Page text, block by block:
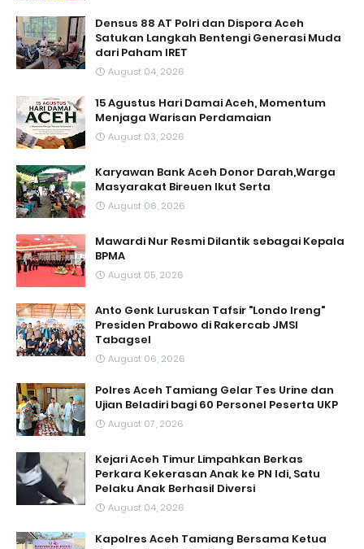
Densus 88 AT Polri dan Dispora Aceh
Satukan Langkah Bentengi Generasi Muda
dari Paham IRET
August 04, 2026
15 Agustus Hari Damai Aceh, Momentum
Menjaga Warisan Perdamaian
August 03, 2026
Karyawan Bank Aceh Donor Darah,Warga
Masyarakat Bireuen Ikut Serta
August 06, 2026
Mawardi Nur Resmi Dilantik sebagai Kepala
BPMA
August 05, 2026
Anto Genk Luruskan Tafsir "Londo Ireng"
Presiden Prabowo di Rakercab JMSI
Tabagsel
August 06, 2026
Polres Aceh Tamiang Gelar Tes Urine dan
Ujian Beladiri bagi 60 Personel Peserta UKP
August 07, 2026
Kejari Aceh Timur Limpahkan Berkas
Perkara Kekerasan Anak ke PN Idi, Satu
Pelaku Anak Berhasil Diversi
August 04, 2026
Kapolres Aceh Tamiang Bersama Ketua